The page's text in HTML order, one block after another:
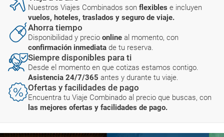
Nuestros Viajes Combinados son flexibles e incluyen
vuelos, hoteles, traslados y seguro de viaje.
Ahorra tiempo
Disponibilidad y precio online al momento, con
confirmación inmediata de tu reserva.
Siempre disponibles para ti
Desde el momento en que cotizas estamos contigo.
Asistencia 24/7/365 antes y durante tu viaje.
Ofertas y facilidades de pago
Encuentra tu Viaje Combinado al precio que buscas, con
las mejores ofertas y facilidades de pago.